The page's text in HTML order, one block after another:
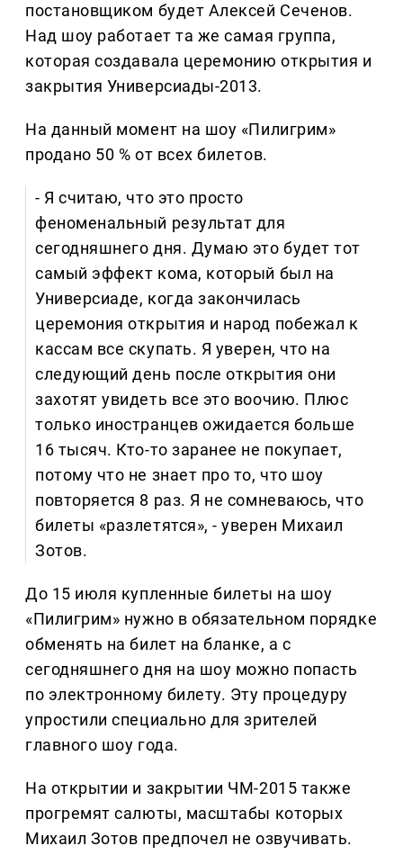
постановщиком будет Алексей Сеченов.
Над шоу работает та же самая группа,
которая создавала церемонию открытия и
закрытия Универсиады-2013.
На данный момент на шоу «Пилигрим»
продано 50 % от всех билетов.
- Я считаю, что это просто
феноменальный результат для
сегодняшнего дня. Думаю это будет тот
самый эффект кома, который был на
Универсиаде, когда закончилась
церемония открытия и народ побежал к
кассам все скупать. Я уверен, что на
следующий день после открытия они
захотят увидеть все это воочию. Плюс
только иностранцев ожидается больше
16 тысяч. Кто-то заранее не покупает,
потому что не знает про то, что шоу
повторяется 8 раз. Я не сомневаюсь, что
билеты «разлетятся», - уверен Михаил
Зотов.
До 15 июля купленные билеты на шоу
«Пилигрим» нужно в обязательном порядке
обменять на билет на бланке, а с
сегодняшнего дня на шоу можно попасть
по электронному билету. Эту процедуру
упростили специально для зрителей
главного шоу года.
На открытии и закрытии ЧМ-2015 также
прогремят салюты, масштабы которых
Михаил Зотов предпочел не озвучивать.